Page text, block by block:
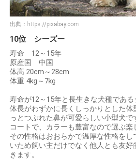
出典： https://pixabay.com
10位 シーズー
寿命 12～15年
原産国 中国
体高 20cm～28cm
体重 4kg～7kg
寿命が12～15年と長生きな犬種であ
体長がわずかに長くしっかりとした体
っとつぶれた鼻が可愛らしい小型犬
コートで、カラーも豊富なので選ぶ楽
その性格はおおらかで温厚な性格を
いため飼い主だけでなく他人とも友
きます。